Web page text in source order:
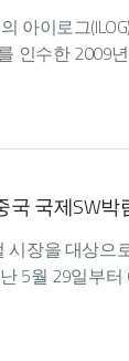
아이로그
인수한
국 국제SW박
장을 대상으
5월 29일부